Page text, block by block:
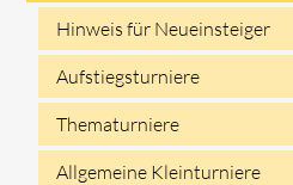
überspringen
Hinweis für Neueinsteiger
Aufstiegsturniere
Thematurniere
Allgemeine Kleinturniere